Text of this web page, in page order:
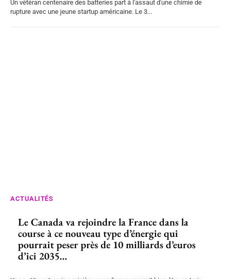
Un vétéran centenaire des batteries part à l'assaut d'une chimie de
rupture avec une jeune startup américaine. Le 3...
ACTUALITÉS
Le Canada va rejoindre la France dans la
course à ce nouveau type d’énergie qui
pourrait peser près de 10 milliards d’euros
d’ici 2035...